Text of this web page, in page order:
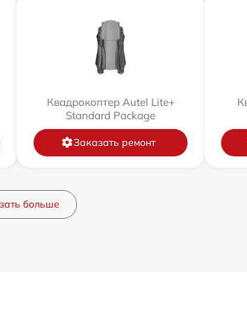
Квадрокоптер Autel Lite+
Standard Package
Заказать ремонт
больше